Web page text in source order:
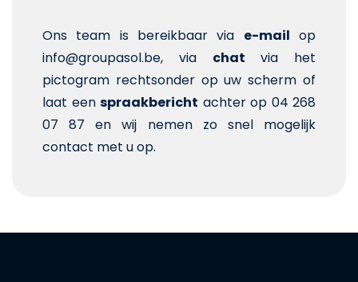
Ons team is bereikbaar via e-mail op
info@groupasol.be, via chat via het
pictogram rechtsonder op uw scherm of
laat een spraakbericht achter op 04 268
07 87 en wij nemen zo snel mogelijk
contact met u op.